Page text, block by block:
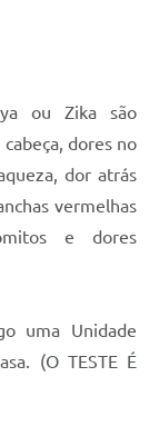
ou Zika são
dores no
dor atrás
vermelhas
e dores
uma Unidade
(O TESTE É